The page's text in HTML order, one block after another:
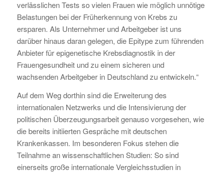
verlässlichen Tests so vielen Frauen wie möglich unnötige
Belastungen bei der Früherkennung von Krebs zu
ersparen. Als Unternehmer und Arbeitgeber ist uns
darüber hinaus daran gelegen, die Epitype zum führenden
Anbieter für epigenetische Krebsdiagnostik in der
Frauengesundheit und zu einem sicheren und
wachsenden Arbeitgeber in Deutschland zu entwickeln.“
Auf dem Weg dorthin sind die Erweiterung des
internationalen Netzwerks und die Intensivierung der
politischen Überzeugungsarbeit genauso vorgesehen, wie
die bereits initiierten Gespräche mit deutschen
Krankenkassen. Im besonderen Fokus stehen die
Teilnahme an wissenschaftlichen Studien: So sind
einerseits große internationale Vergleichsstudien in